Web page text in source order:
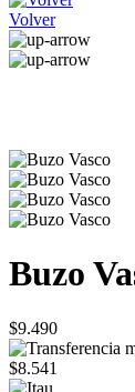
Volver
Buzo
$9.490
$8.541